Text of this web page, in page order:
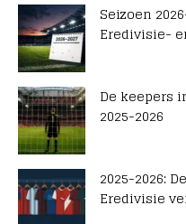
Seizoen
Eredivisie-
De keepers
2025-2026
2025-2026:
Eredivisie